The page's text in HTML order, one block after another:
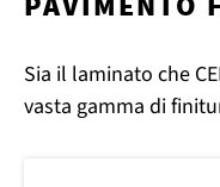
Sia il laminato che
vasta gamma di